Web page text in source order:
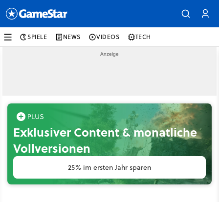
SPIELE NEWS VIDEOS TECH
Exklusiver Content & monatliche
Vollversionen
25% im ersten Jahr sparen